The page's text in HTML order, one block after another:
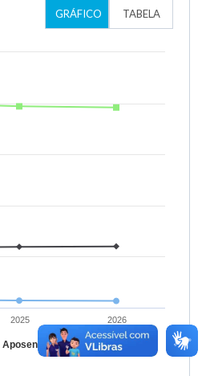
GRÁFICO TABELA
Aposentado
2025 2026